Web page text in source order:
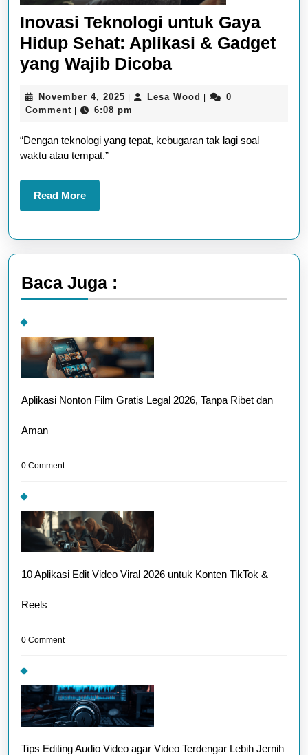
Inovasi Teknologi untuk Gaya
Hidup Sehat: Aplikasi & Gadget
yang Wajib DicobaInovasi
untuk
Hidup
yang
November 4, 2025 November
4,
Lesa Wood Lesa 0
Comment
6:08 pm
“Dengan teknologi yang tepat, kebugaran tak lagi soal
waktu atau tempat.”
Read MoreRead
More
Baca Juga :
Aplikasi Nonton Film Gratis Legal 2026, Tanpa Ribet dan
Aman
0 Comment
10 Aplikasi Edit Video Viral 2026 untuk Konten TikTok &
Reels
0 Comment
Tips Editing Audio Video agar Video Terdengar Lebih Jernih